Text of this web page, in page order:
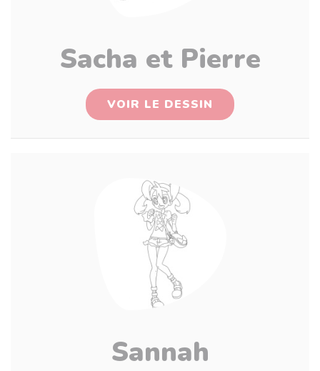
Sacha et Pierre
VOIR LE DESSIN
Sannah